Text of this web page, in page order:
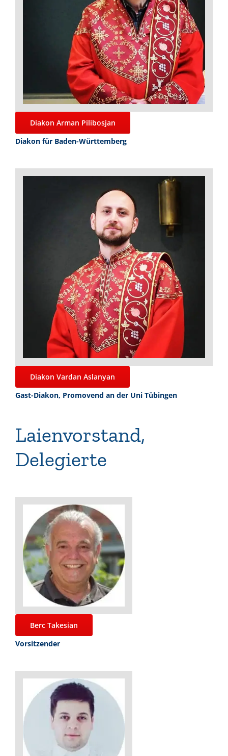
Diakon Arman Pilibosjan
Diakon für Baden-Württemberg
Diakon Vardan Aslanyan
Gast-Diakon, Promovend an der Uni Tübingen
Laienvorstand,
Delegierte
Berc Takesian
Vorsitzender